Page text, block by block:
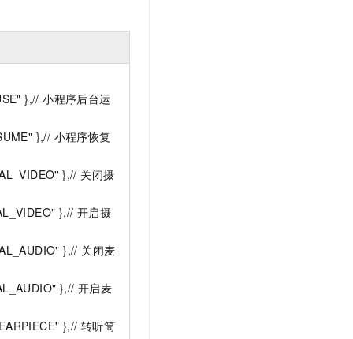
},// 小程序后台运
},// 小程序恢复
},// 关闭摄
},// 开启摄
},// 关闭麦
},// 开启麦
},// 转听筒